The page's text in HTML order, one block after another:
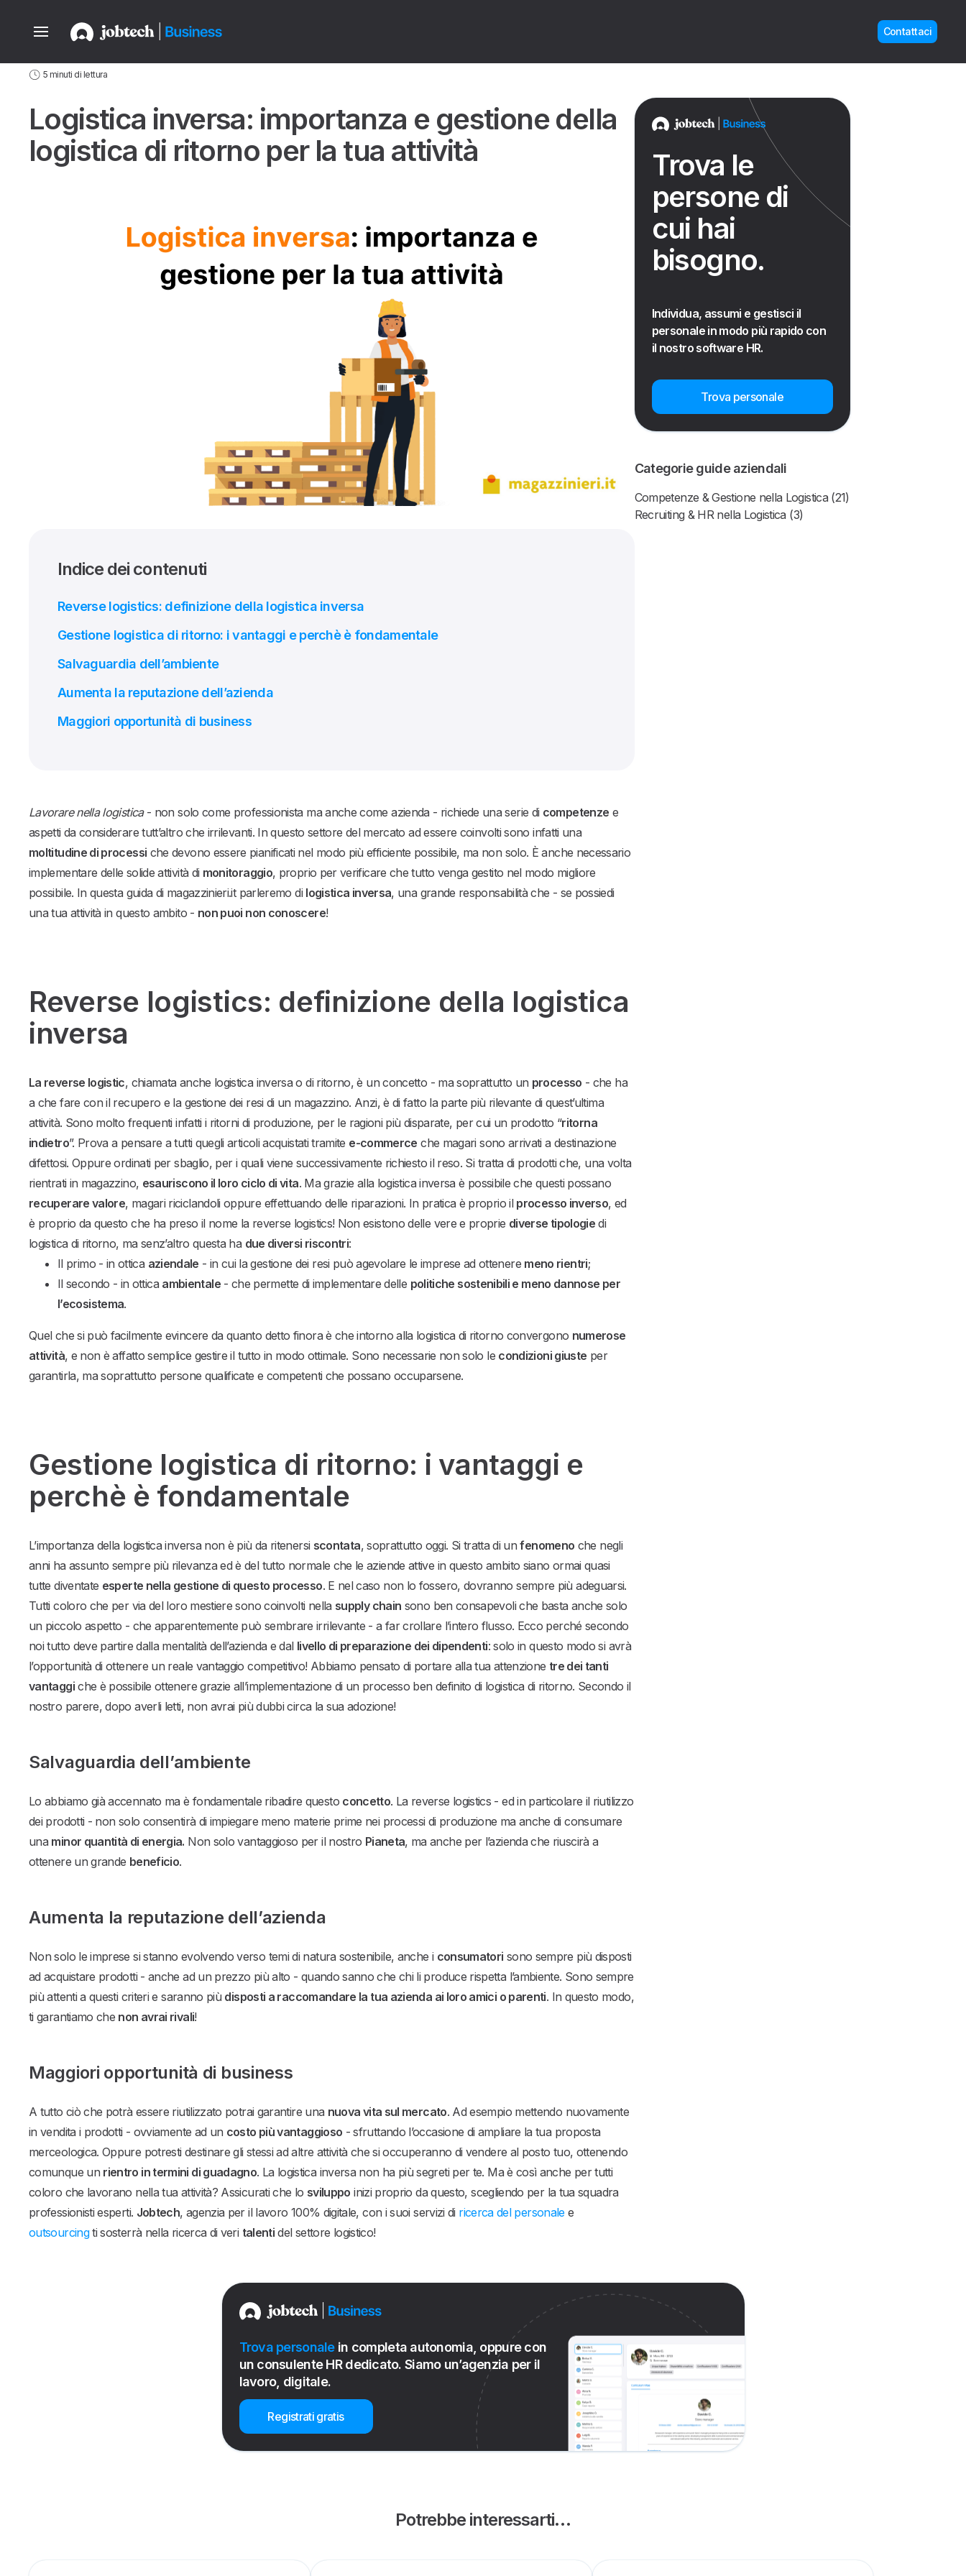
Contattaci
Home Aziende Guide Competenze & Gestione nella Logistica
5 minuti di lettura
Logistica inversa: importanza e gestione della
logistica di ritorno per la tua attività
Indice dei contenuti
Reverse logistics: definizione della logistica inversa
Gestione logistica di ritorno: i vantaggi e perchè è fondamentale
Salvaguardia dell’ambiente
Aumenta la reputazione dell’azienda
Maggiori opportunità di business
Lavorare nella logistica- non solo come professionista ma anche come azienda - richiede una serie di competenze e
aspetti da considerare tutt’altro che irrilevanti. In questo settore del mercato ad essere coinvolti sono infatti una
moltitudine di processi che devono essere pianificati nel modo più efficiente possibile, ma non solo. È anche necessario
implementare delle solide attività di monitoraggio, proprio per verificare che tutto venga gestito nel modo migliore
possibile. In questa guida di magazzinieri.it parleremo di logistica inversa, una grande responsabilità che - se possiedi
una tua attività in questo ambito - non puoi non conoscere!
Reverse logistics: definizione della logistica
inversa
La reverse logistic, chiamata anche logistica inversa o di ritorno, è un concetto - ma soprattutto un processo - che ha
a che fare con il recupero e la gestione dei resi di un magazzino. Anzi, è di fatto la parte più rilevante di quest’ultima
attività. Sono molto frequenti infatti i ritorni di produzione, per le ragioni più disparate, per cui un prodotto “ritorna
indietro”. Prova a pensare a tutti quegli articoli acquistati tramite e-commerce che magari sono arrivati a destinazione
difettosi. Oppure ordinati per sbaglio, per i quali viene successivamente richiesto il reso. Si tratta di prodotti che, una volta
rientrati in magazzino, esauriscono il loro ciclo di vita. Ma grazie alla logistica inversa è possibile che questi possano
recuperare valore, magari riciclandoli oppure effettuando delle riparazioni. In pratica è proprio il processo inverso, ed
è proprio da questo che ha preso il nome la reverse logistics! Non esistono delle vere e proprie diverse tipologie di
logistica di ritorno, ma senz’altro questa ha due diversi riscontri:
Il primo - in ottica aziendale - in cui la gestione dei resi può agevolare le imprese ad ottenere meno rientri;
Il secondo - in ottica ambientale- che permette di implementare delle politiche sostenibili e meno dannose per
l’ecosistema.
Quel che si può facilmente evincere da quanto detto finora è che intorno alla logistica di ritorno convergono numerose
attività, e non è affatto semplice gestire il tutto in modo ottimale. Sono necessarie non solo le condizioni giuste per
garantirla, ma soprattutto persone qualificate e competenti che possano occuparsene.
Gestione logistica di ritorno: i vantaggi e
perchè è fondamentale
L’importanza della logistica inversa non è più da ritenersi scontata, soprattutto oggi. Si tratta di unfenomeno che negli
anni ha assunto sempre più rilevanza ed è del tutto normale che le aziende attive in questo ambito siano ormai quasi
tutte diventate esperte nella gestione di questo processo. E nel caso non lo fossero, dovranno sempre più adeguarsi.
Tutti coloro che per via del loro mestiere sono coinvolti nella supply chain sono ben consapevoli che basta anche solo
un piccolo aspetto - che apparentemente può sembrare irrilevante - a far crollare l’intero flusso. Ecco perché secondo
noi tutto deve partire dalla mentalità dell’azienda e dal livello di preparazione dei dipendenti: solo in questo modo si avrà
l’opportunità di ottenere un reale vantaggio competitivo! Abbiamo pensato di portare alla tua attenzione tre dei tanti
vantaggiche è possibile ottenere grazie all’implementazione di un processo ben definito di logistica di ritorno. Secondo il
nostro parere, dopo averli letti, non avrai più dubbi circa la sua adozione!
Salvaguardia dell’ambiente
Lo abbiamo già accennato ma è fondamentale ribadire questo concetto. La reverse logistics - ed in particolare il riutilizzo
dei prodotti - non solo consentirà di impiegare meno materie prime nei processi di produzione ma anche di consumare
una minor quantità di energia. Non solo vantaggioso per il nostro Pianeta, ma anche per l’azienda che riuscirà a
ottenere un grande beneficio.
Aumenta la reputazione dell’azienda
Non solo le imprese si stanno evolvendo verso temi di natura sostenibile, anche i consumatori sono sempre più disposti
ad acquistare prodotti - anche ad un prezzo più alto - quando sanno che chi li produce rispetta l’ambiente. Sono sempre
più attenti a questi criteri e saranno più disposti a raccomandare la tua azienda ai loro amici o parenti. In questo modo,
ti garantiamo che non avrai rivali!
Maggiori opportunità di business
A tutto ciò che potrà essere riutilizzato potrai garantire una nuova vita sul mercato. Ad esempio mettendo nuovamente
in vendita i prodotti - ovviamente ad un costo più vantaggioso - sfruttando l’occasione di ampliare la tua proposta
merceologica. Oppure potresti destinare gli stessi ad altre attività che si occuperanno di vendere al posto tuo, ottenendo
comunque un rientro in termini di guadagno. La logistica inversa non ha più segreti per te. Ma è così anche per tutti
coloro che lavorano nella tua attività? Assicurati che lo sviluppo inizi proprio da questo, scegliendo per la tua squadra
professionisti esperti. Jobtech, agenzia per il lavoro 100% digitale, con i suoi servizi di ricerca del personalee
outsourcingti sosterrà nella ricerca di veri talenti del settore logistico!
Trova le
persone di
cui hai
bisogno.
Individua, assumi e gestisci il
personale in modo più rapido con
il nostro software HR.
Trova personale
Categorie guide aziendali
Competenze & Gestione nella Logistica (21)
Recruiting & HR nella Logistica (3)
Trova personale in completa autonomia, oppure con
un consulente HR dedicato. Siamo un’agenzia per il
lavoro, digitale.
Registrati gratis
Potrebbe interessarti…